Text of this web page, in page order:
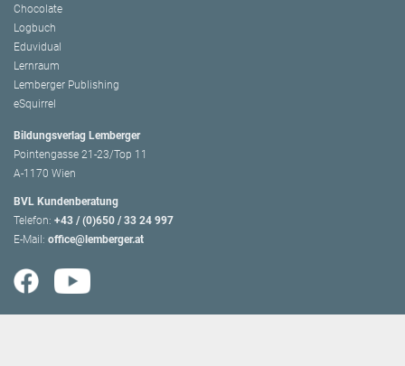
Chocolate
Logbuch
Eduvidual
Lernraum
Lemberger Publishing
eSquirrel
Bildungsverlag Lemberger
Pointengasse 21-23/Top 11
A-1170 Wien
BVL Kundenberatung
Telefon: +43 / (0)650 / 33 24 997
E-Mail: office@lemberger.at